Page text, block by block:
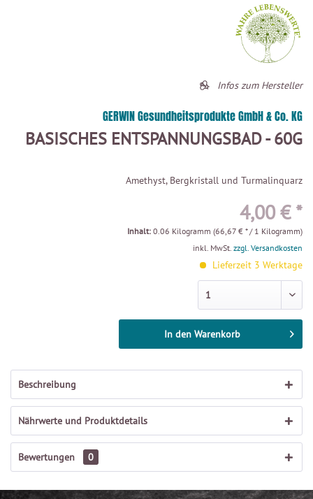
Infos zum Hersteller
GERWIN Gesundheitsprodukte GmbH & Co. KG
BASISCHES ENTSPANNUNGSBAD - 60G
Amethyst, Bergkristall und Turmalinquarz
4,00 € *
Inhalt: 0.06 Kilogramm (66,67 € * / 1 Kilogramm)
inkl. MwSt. zzgl. Versandkosten
Lieferzeit 3 Werktage
In den Warenkorb
Beschreibung
Nährwerte und Produktdetails
Bewertungen 0